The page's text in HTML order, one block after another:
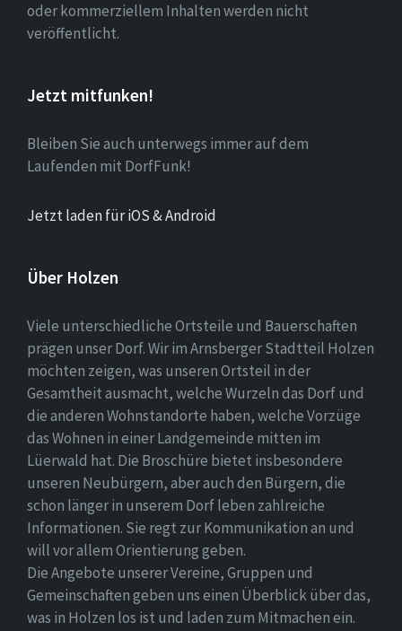
oder kommerziellem Inhalten werden nicht
veröffentlicht.
Jetzt mitfunken!
Bleiben Sie auch unterwegs immer auf dem
Laufenden mit DorfFunk!
Jetzt laden für iOS & Android
Über Holzen
Viele unterschiedliche Ortsteile und Bauerschaften
prägen unser Dorf. Wir im Arnsberger Stadtteil Holzen
möchten zeigen, was unseren Ortsteil in der
Gesamtheit ausmacht, welche Wurzeln das Dorf und
die anderen Wohnstandorte haben, welche Vorzüge
das Wohnen in einer Landgemeinde mitten im
Lüerwald hat. Die Broschüre bietet insbesondere
unseren Neubürgern, aber auch den Bürgern, die
schon länger in unserem Dorf leben zahlreiche
Informationen. Sie regt zur Kommunikation an und
will vor allem Orientierung geben.
Die Angebote unserer Vereine, Gruppen und
Gemeinschaften geben uns einen Überblick über das,
was in Holzen los ist und laden zum Mitmachen ein.